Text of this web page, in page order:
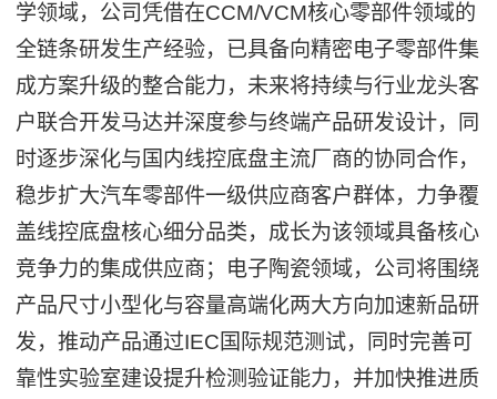
学领域，公司凭借在CCM/VCM核心零部件领域的
全链条研发生产经验，已具备向精密电子零部件集
成方案升级的整合能力，未来将持续与行业龙头客
户联合开发马达并深度参与终端产品研发设计，同
时逐步深化与国内线控底盘主流厂商的协同合作，
稳步扩大汽车零部件一级供应商客户群体，力争覆
盖线控底盘核心细分品类，成长为该领域具备核心
竞争力的集成供应商；电子陶瓷领域，公司将围绕
产品尺寸小型化与容量高端化两大方向加速新品研
发，推动产品通过IEC国际规范测试，同时完善可
靠性实验室建设提升检测验证能力，并加快推进质